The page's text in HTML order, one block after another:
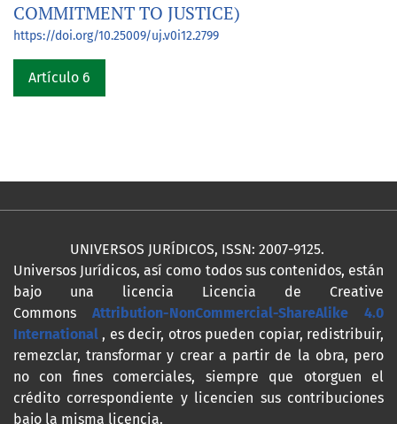
COMMITMENT TO JUSTICE)
https://doi.org/10.25009/uj.v0i12.2799
Artículo 6
UNIVERSOS JURÍDICOS, ISSN: 2007-9125.
Universos Jurídicos, así como todos sus contenidos, están
bajo una licencia Licencia de Creative
Commons Attribution-NonCommercial-ShareAlike 4.0
International , es decir, otros pueden copiar, redistribuir,
remezclar, transformar y crear a partir de la obra, pero
no con fines comerciales, siempre que otorguen el
crédito correspondiente y licencien sus contribuciones
bajo la misma licencia.